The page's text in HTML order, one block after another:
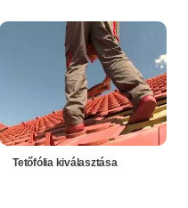
Tetőfólia kiválasztása